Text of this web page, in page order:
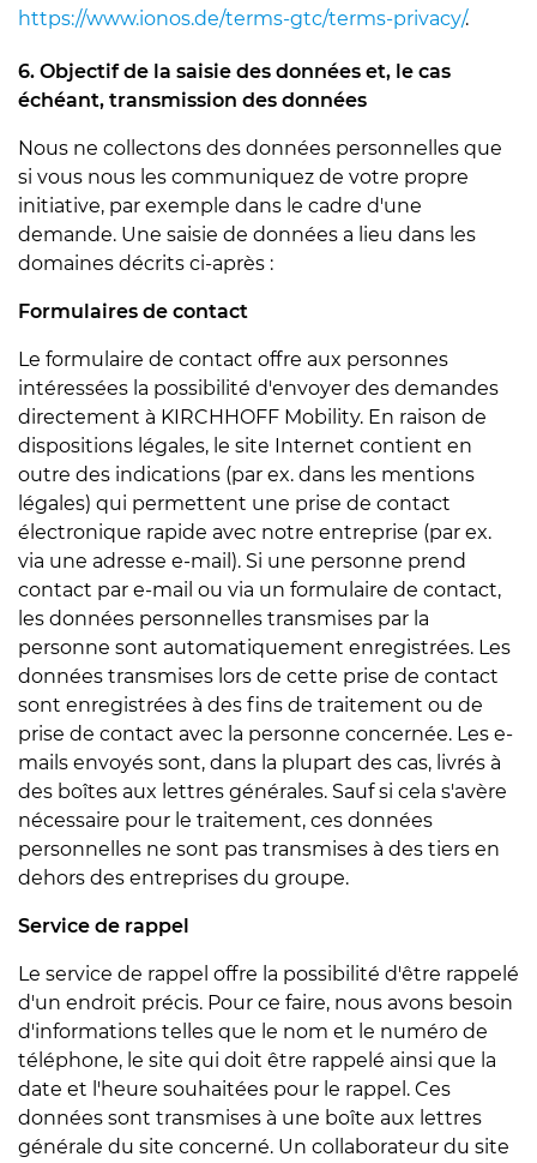
https://www.ionos.de/terms-gtc/terms-privacy/.
6. Objectif de la saisie des données et, le cas
échéant, transmission des données
Nous ne collectons des données personnelles que
si vous nous les communiquez de votre propre
initiative, par exemple dans le cadre d'une
demande. Une saisie de données a lieu dans les
domaines décrits ci-après :
Formulaires de contact
Le formulaire de contact offre aux personnes
intéressées la possibilité d'envoyer des demandes
directement à KIRCHHOFF Mobility. En raison de
dispositions légales, le site Internet contient en
outre des indications (par ex. dans les mentions
légales) qui permettent une prise de contact
électronique rapide avec notre entreprise (par ex.
via une adresse e-mail). Si une personne prend
contact par e-mail ou via un formulaire de contact,
les données personnelles transmises par la
personne sont automatiquement enregistrées. Les
données transmises lors de cette prise de contact
sont enregistrées à des fins de traitement ou de
prise de contact avec la personne concernée. Les e-
mails envoyés sont, dans la plupart des cas, livrés à
des boîtes aux lettres générales. Sauf si cela s'avère
nécessaire pour le traitement, ces données
personnelles ne sont pas transmises à des tiers en
dehors des entreprises du groupe.
Service de rappel
Le service de rappel offre la possibilité d'être rappelé
d'un endroit précis. Pour ce faire, nous avons besoin
d'informations telles que le nom et le numéro de
téléphone, le site qui doit être rappelé ainsi que la
date et l'heure souhaitées pour le rappel. Ces
données sont transmises à une boîte aux lettres
générale du site concerné. Un collaborateur du site